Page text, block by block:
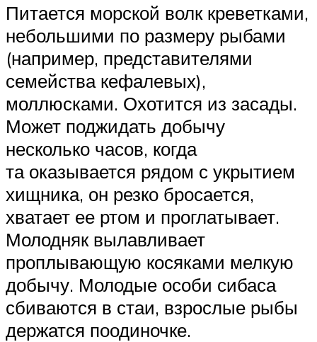
Питается морской волк креветками,
небольшими по размеру рыбами
(например, представителями
семейства кефалевых),
моллюсками. Охотится из засады.
Может поджидать добычу
несколько часов, когда
та оказывается рядом с укрытием
хищника, он резко бросается,
хватает ее ртом и проглатывает.
Молодняк вылавливает
проплывающую косяками мелкую
добычу. Молодые особи сибаса
сбиваются в стаи, взрослые рыбы
держатся поодиночке.